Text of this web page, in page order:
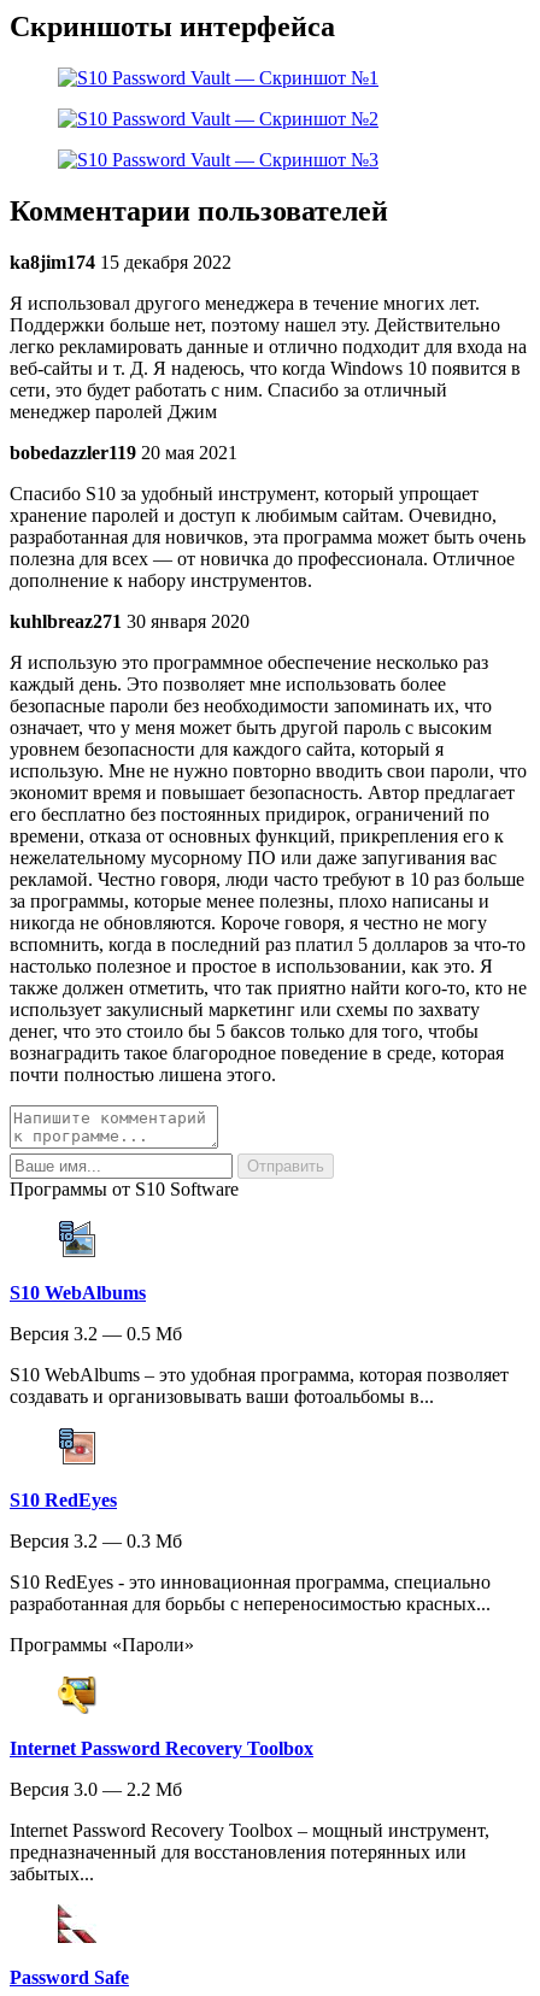
Скриншоты интерфейса
Комментарии пользователей
ka8jim174 15 декабря 2022
Я использовал другого менеджера в течение многих лет.
Поддержки больше нет, поэтому нашел эту. Действительно
легко рекламировать данные и отлично подходит для входа на
веб-сайты и т. Д. Я надеюсь, что когда Windows 10 появится в
сети, это будет работать с ним. Спасибо за отличный
менеджер паролей Джим
bobedazzler119 20 мая 2021
Спасибо S10 за удобный инструмент, который упрощает
хранение паролей и доступ к любимым сайтам. Очевидно,
разработанная для новичков, эта программа может быть очень
полезна для всех — от новичка до профессионала. Отличное
дополнение к набору инструментов.
kuhlbreaz271 30 января 2020
Я использую это программное обеспечение несколько раз
каждый день. Это позволяет мне использовать более
безопасные пароли без необходимости запоминать их, что
означает, что у меня может быть другой пароль с высоким
уровнем безопасности для каждого сайта, который я
использую. Мне не нужно повторно вводить свои пароли, что
экономит время и повышает безопасность. Автор предлагает
его бесплатно без постоянных придирок, ограничений по
времени, отказа от основных функций, прикрепления его к
нежелательному мусорному ПО или даже запугивания вас
рекламой. Честно говоря, люди часто требуют в 10 раз больше
за программы, которые менее полезны, плохо написаны и
никогда не обновляются. Короче говоря, я честно не могу
вспомнить, когда в последний раз платил 5 долларов за что-то
настолько полезное и простое в использовании, как это. Я
также должен отметить, что так приятно найти кого-то, кто не
использует закулисный маркетинг или схемы по захвату
денег, что это стоило бы 5 баксов только для того, чтобы
вознаградить такое благородное поведение в среде, которая
почти полностью лишена этого.
Программы от S10 Software
S10 WebAlbums
Версия 3.2 — 0.5 Мб
S10 WebAlbums – это удобная программа, которая позволяет
создавать и организовывать ваши фотоальбомы в...
S10 RedEyes
Версия 3.2 — 0.3 Мб
S10 RedEyes - это инновационная программа, специально
разработанная для борьбы с непереносимостью красных...
Программы «Пароли»
Internet Password Recovery Toolbox
Версия 3.0 — 2.2 Мб
Internet Password Recovery Toolbox – мощный инструмент,
предназначенный для восстановления потерянных или
забытых...
Password Safe